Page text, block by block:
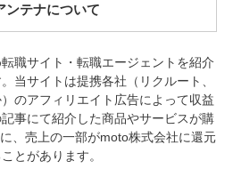
ンテナについて
職サイト・転職エージェントを紹介
当サイトは提携各社（リクルート、
のアフィリエイト広告によって収益
事にて紹介した商品やサービスが購
、売上の一部がmoto株式会社に還元
とがあります。